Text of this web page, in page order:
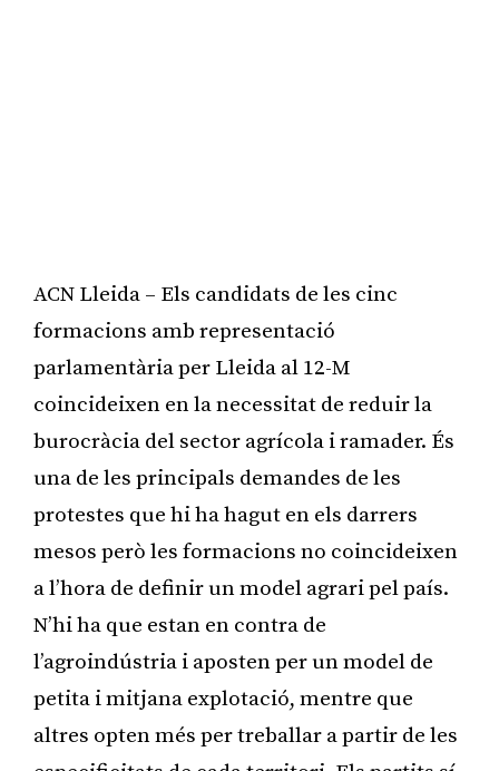
ACN Lleida – Els candidats de les cinc
formacions amb representació
parlamentària per Lleida al 12-M
coincideixen en la necessitat de reduir la
burocràcia del sector agrícola i ramader. És
una de les principals demandes de les
protestes que hi ha hagut en els darrers
mesos però les formacions no coincideixen
a l’hora de definir un model agrari pel país.
N’hi ha que estan en contra de
l’agroindústria i aposten per un model de
petita i mitjana explotació, mentre que
altres opten més per treballar a partir de les